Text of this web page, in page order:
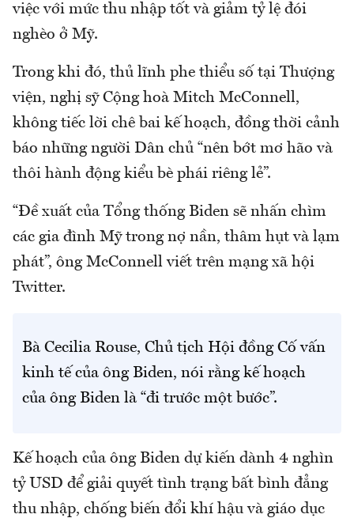
việc với mức thu nhập tốt và giảm tỷ lệ đói
nghèo ở Mỹ.
Trong khi đó, thủ lĩnh phe thiểu số tại Thượng
viện, nghị sỹ Cộng hoà Mitch McConnell,
không tiếc lời chê bai kế hoạch, đồng thời cảnh
báo những người Dân chủ “nên bớt mơ hão và
thôi hành động kiểu bè phái riêng lẻ”.
“Đề xuất của Tổng thống Biden sẽ nhấn chìm
các gia đình Mỹ trong nợ nần, thâm hụt và lạm
phát”, ông McConnell viết trên mạng xã hội
Twitter.
Bà Cecilia Rouse, Chủ tịch Hội đồng Cố vấn
kinh tế của ông Biden, nói rằng kế hoạch
của ông Biden là “đi trước một bước”.
Kế hoạch của ông Biden dự kiến dành 4 nghìn
tỷ USD để giải quyết tình trạng bất bình đẳng
thu nhập, chống biến đổi khí hậu và giáo dục